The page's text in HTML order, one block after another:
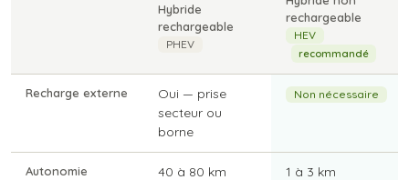
Hybride
rechargeable
PHEV
rechargeable
HEV
recommandé
Recharge externe
Oui — prise
secteur ou
borne
Non nécessaire
Autonomie
40 à 80 km
1 à 3 km